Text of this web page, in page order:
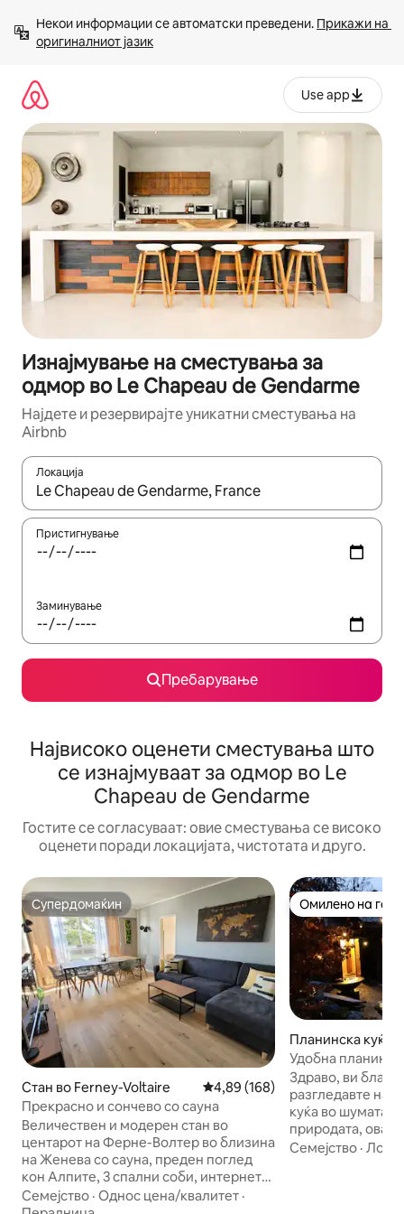
содржина
Некои информации се автоматски преведени. Прикажи на
оригиналниот јазик
Use app
Изнајмување на сместувања за
одмор во Le Chapeau de Gendarme
Најдете и резервирајте уникатни сместувања на
Airbnb
Локација
Кога резултатите се достапни, движете се со копчињата
Пристигнување
Заминување
Пребарување
Највисоко оценети сместувања што
се изнајмуваат за одмор во Le
Chapeau de Gendarme
Гостите се согласуваат: овие сместувања се високо
оценети поради локацијата, чистотата и друго.
Супердомаќин
Супердомаќин
Стан во Ferney-Voltaire Просечна оцена: 4,89 од 5,
4,89 (168)
Прекрасно и сончево со сауна
Величествен и модерен стан во
центарот на Ферне-Волтер во близина
на Женева со сауна, преден поглед
кон Алпите, 3 спални соби, интернет
со оптички кабли, Netflix и сите видови
Семејство · Однос цена/квалитет ·
Омилено на
Омилено на
Планинска куќа
ergue
Удобна
хидромасажна
Здраво, ви
разгледавте
куќа во шумата :)
природата, ова
треба да
Семејство ·